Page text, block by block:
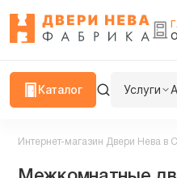
Каталог Услуги
Интернет-магазин Двери Нева в